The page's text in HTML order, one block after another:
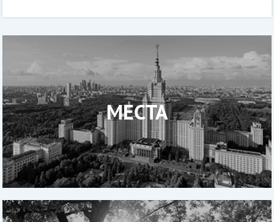
которой можно сэкон
МЕСТА